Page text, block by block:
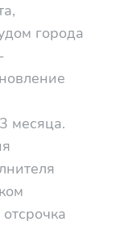
города
месяца.